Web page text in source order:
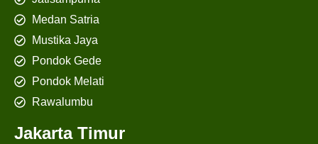
Medan Satria
Mustika Jaya
Pondok Gede
Pondok Melati
Rawalumbu
Jakarta Timur